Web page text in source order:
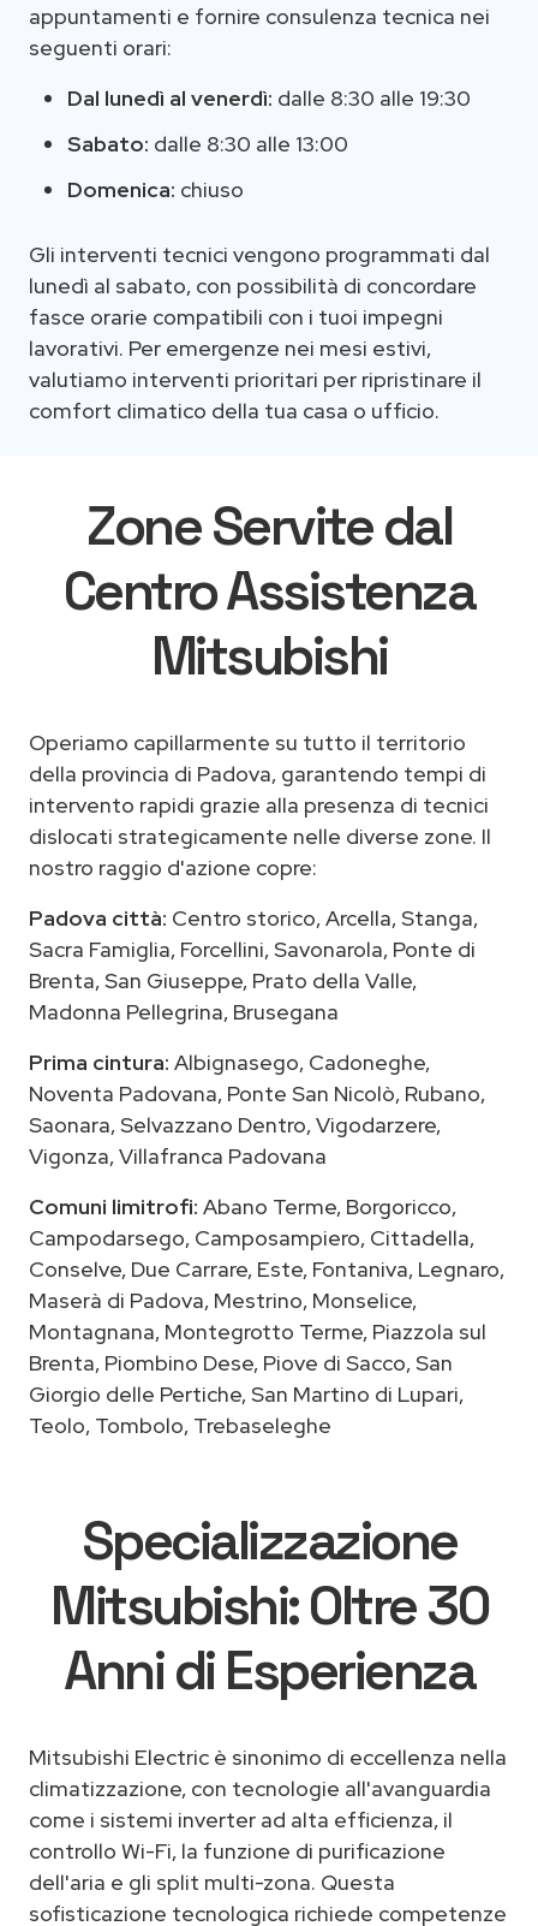
appuntamenti e fornire consulenza tecnica nei
seguenti orari:
Dal lunedì al venerdì: dalle 8:30 alle 19:30
Sabato: dalle 8:30 alle 13:00
Domenica: chiuso
Gli interventi tecnici vengono programmati dal
lunedì al sabato, con possibilità di concordare
fasce orarie compatibili con i tuoi impegni
lavorativi. Per emergenze nei mesi estivi,
valutiamo interventi prioritari per ripristinare il
comfort climatico della tua casa o ufficio.
Zone Servite dal
Centro Assistenza
Mitsubishi
Operiamo capillarmente su tutto il territorio
della provincia di Padova, garantendo tempi di
intervento rapidi grazie alla presenza di tecnici
dislocati strategicamente nelle diverse zone. Il
nostro raggio d'azione copre:
Padova città: Centro storico, Arcella, Stanga,
Sacra Famiglia, Forcellini, Savonarola, Ponte di
Brenta, San Giuseppe, Prato della Valle,
Madonna Pellegrina, Brusegana
Prima cintura: Albignasego, Cadoneghe,
Noventa Padovana, Ponte San Nicolò, Rubano,
Saonara, Selvazzano Dentro, Vigodarzere,
Vigonza, Villafranca Padovana
Comuni limitrofi: Abano Terme, Borgoricco,
Campodarsego, Camposampiero, Cittadella,
Conselve, Due Carrare, Este, Fontaniva, Legnaro,
Maserà di Padova, Mestrino, Monselice,
Montagnana, Montegrotto Terme, Piazzola sul
Brenta, Piombino Dese, Piove di Sacco, San
Giorgio delle Pertiche, San Martino di Lupari,
Teolo, Tombolo, Trebaseleghe
Specializzazione
Mitsubishi: Oltre 30
Anni di Esperienza
Mitsubishi Electric è sinonimo di eccellenza nella
climatizzazione, con tecnologie all'avanguardia
come i sistemi inverter ad alta efficienza, il
controllo Wi-Fi, la funzione di purificazione
dell'aria e gli split multi-zona. Questa
sofisticazione tecnologica richiede competenze